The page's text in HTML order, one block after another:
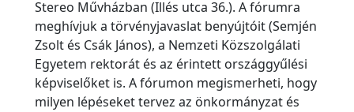
Stereo Művházban (Illés utca 36.). A fórumra
meghívjuk a törvényjavaslat benyújtóit (Semjén
Zsolt és Csák János), a Nemzeti Közszolgálati
Egyetem rektorát és az érintett országgyűlési
képviselőket is. A fórumon megismerheti, hogy
milyen lépéseket tervez az önkormányzat és